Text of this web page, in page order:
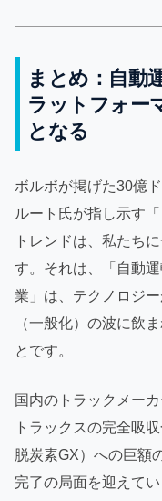
まとめ：自動
ラットフォー
となる
ボルボが掲げた30億
ルート氏が指し示す
トレンドは、私たち
す。それは、「自動
業」は、テクノロジ
（一般化）の波に飲
とです。
国内のトラックメー
トラックスの完全吸
脱炭素GX）への巨額
完了の局面を迎えて